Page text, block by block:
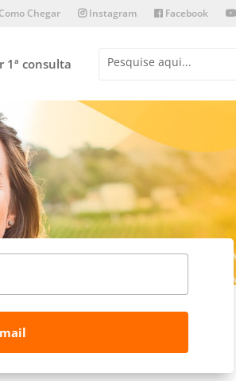
Como Chegar Instagram Facebook
1ª consulta